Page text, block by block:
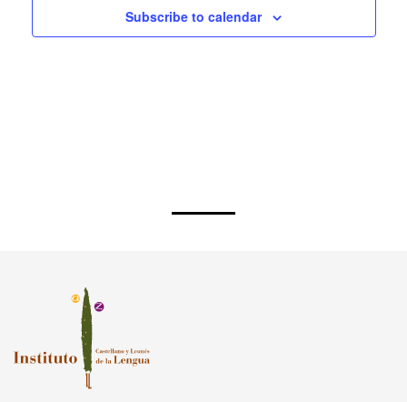
Subscribe to calendar